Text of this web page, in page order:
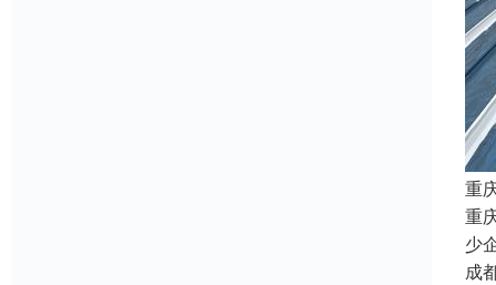
重
重
少
成